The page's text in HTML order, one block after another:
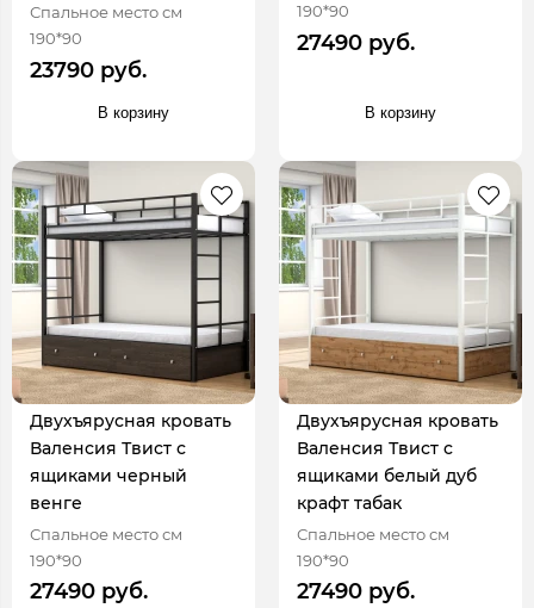
Спальное место см
190*90
23790 руб.
В корзину
190*90
27490 руб.
В корзину
Двухъярусная кровать
Валенсия Твист с
ящиками черный
венге
Спальное место см
190*90
27490 руб.
Двухъярусная кровать
Валенсия Твист с
ящиками белый дуб
крафт табак
Спальное место см
190*90
27490 руб.